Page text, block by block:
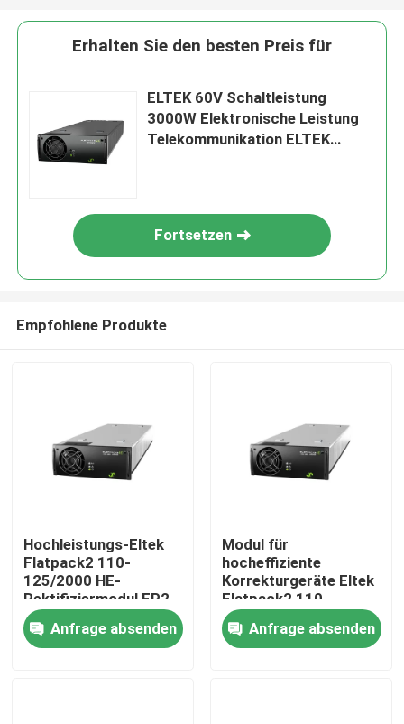
Nach Hause
Erhalten Sie den besten Preis für
ELTEK 60V Schaltleistung
3000W Elektronische Leistung
Telekommunikation ELTEK
Fortsetzen
Empfohlene Produkte
Hochleistungs-Eltek
Flatpack2 110-
125/2000 HE-
Rektifiziermodul FP2
110/2000 HE WOR
Teilnummer
241115.805
Anfrage absenden
Modul für
hocheffiziente
Korrekturgeräte Eltek
Flatpack2 110-
120V/20A HE FP2
Korrekturgeräte Teil
Nr. 241119.805 für
Anfrage absenden